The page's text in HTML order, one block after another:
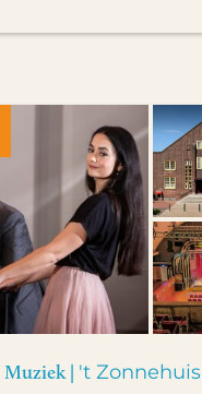
| 't Zonnehuis